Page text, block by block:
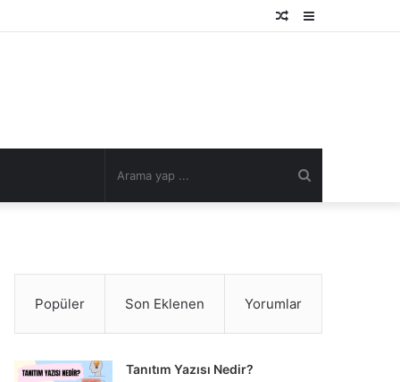
Kenar
Rastgele
Popüler Son Eklenen Yorumlar
Tanıtım Yazısı Nedir?